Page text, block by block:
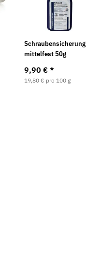
Schraubensicherung
mittelfest 50g
9,90 €*
19,80 € pro 100 g